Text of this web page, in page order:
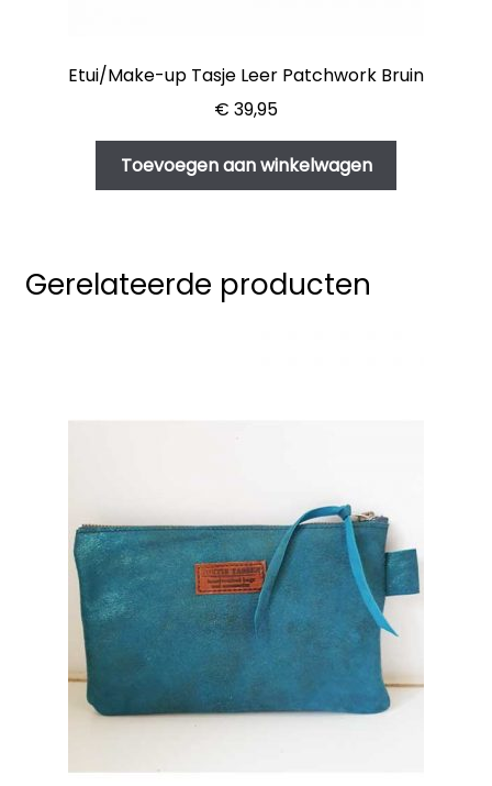
Etui/Make-up Tasje Leer Patchwork Bruin
€ 39,95
Toevoegen aan winkelwagen
Gerelateerde producten